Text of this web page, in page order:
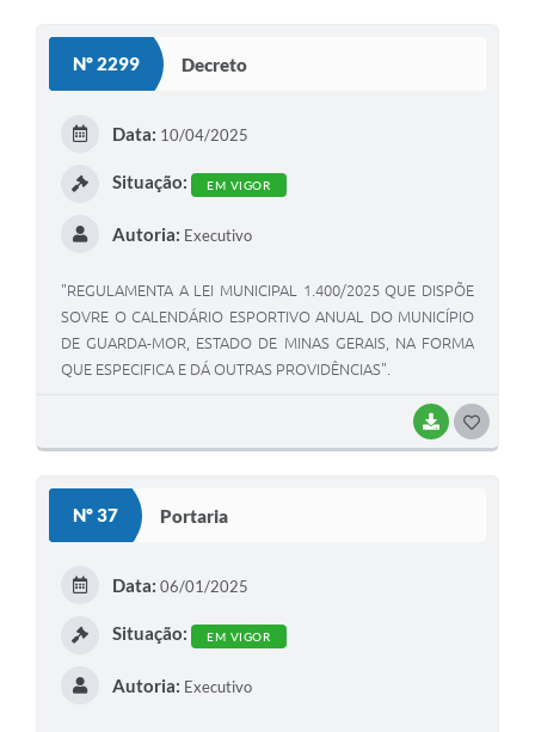
Nº 2299 Decreto
BAIXAR
Data: 10/04/2025
Situação: EM VIGOR
Autoria: Executivo
"REGULAMENTA A LEI MUNICIPAL 1.400/2025 QUE DISPÕE
SOVRE O CALENDÁRIO ESPORTIVO ANUAL DO MUNICÍPIO
DE GUARDA-MOR, ESTADO DE MINAS GERAIS, NA FORMA
QUE ESPECIFICA E DÁ OUTRAS PROVIDÊNCIAS".
Nº 37 Portaria
Data: 06/01/2025
Situação: EM VIGOR
Autoria: Executivo